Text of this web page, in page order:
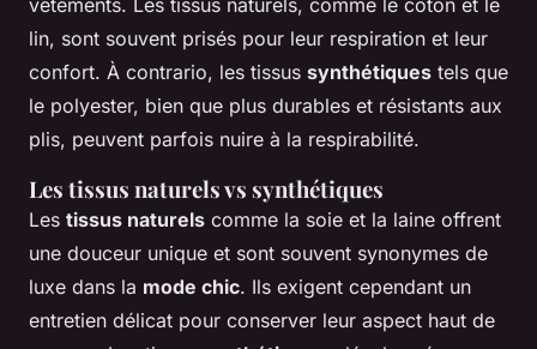
vêtements. Les tissus naturels, comme le coton et le
lin, sont souvent prisés pour leur respiration et leur
confort. À contrario, les tissus synthétiques tels que
le polyester, bien que plus durables et résistants aux
plis, peuvent parfois nuire à la respirabilité.
Les tissus naturels vs synthétiques
Les tissus naturels comme la soie et la laine offrent
une douceur unique et sont souvent synonymes de
luxe dans la mode chic. Ils exigent cependant un
entretien délicat pour conserver leur aspect haut de